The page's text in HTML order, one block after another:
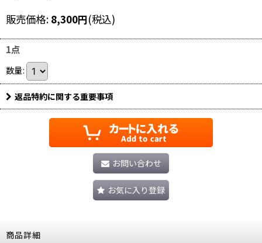
販売価格: 8,300円(税込)
1点
数量:
返品特約に関する重要事項
お問い合わせ
お気に入り登録
商品詳細